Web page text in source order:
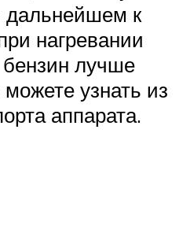
дальнейшем к
нагревании
бензин лучше
узнать из
аппарата.